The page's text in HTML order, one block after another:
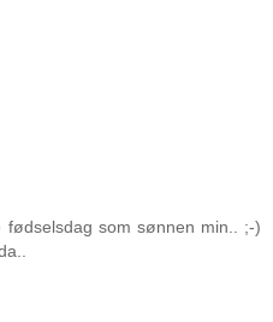
fødselsdag som sønnen min.. ;-)